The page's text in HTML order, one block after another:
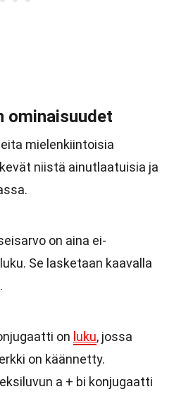
ominaisuudet
mielenkiintoisia
niistä ainutlaatuisia ja
on aina ei-
Se lasketaan kaavalla
on luku, jossa
on käännetty.
a + bi konjugaatti